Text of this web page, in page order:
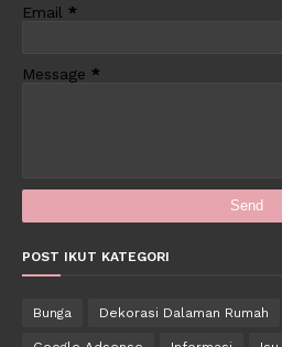
Email *
Message *
POST IKUT KATEGORI
Bunga Dekorasi Dalaman Rumah